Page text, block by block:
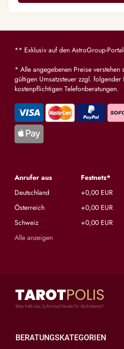
** Exklusiv auf den AstroGroup-
* Alle angegebenen Preise
gültigen Umsatzsteuer zzgl.
kostenpflichtigen Telefonberatungen.
Anrufer aus Festnetz*
Deutschland
+0,00 EUR
Österreich
+0,00 EUR
Schweiz
+0,00 EUR
Alle anzeigen
BERATUNGSKATEGORIEN